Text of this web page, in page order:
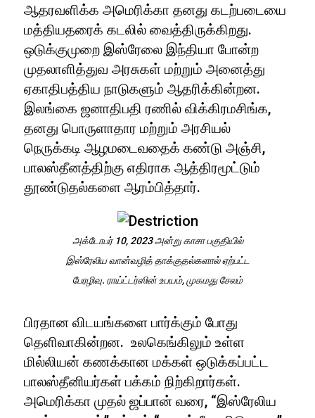
ஆதரவளிக்க அமெரிக்கா தனது கடற்படையை
மத்தியதரைக் கடலில் வைத்திருக்கிறது.
ஒடுக்குமுறை இஸ்ரேலை இந்தியா போன்ற
முதலாளித்துவ அரசுகள் மற்றும் அனைத்து
ஏகாதிபத்திய நாடுகளும் ஆதரிக்கின்றன.
இலங்கை ஜனாதிபதி ரணில் விக்கிரமசிங்க,
தனது பொருளாதார மற்றும் அரசியல்
நெருக்கடி ஆழமடைவதைக் கண்டு அஞ்சி,
பாலஸ்தீனத்திற்கு எதிராக ஆத்திரமூட்டும்
தூண்டுதல்களை ஆரம்பித்தார்.
அக்டோபர் 10, 2023 அன்று காசா பகுதியில்
இஸ்ரேலிய வான்வழித் தாக்குதல்களால் ஏற்பட்ட
பேரழிவு. ராய்ட்டர்ஸின் உபயம், முகமது சேலம்
பிரதான விடயங்களை பார்க்கும் போது
தெளிவாகின்றன. உலகெங்கிலும் உள்ள
மில்லியன் கணக்கான மக்கள் ஒடுக்கப்பட்ட
பாலஸ்தீனியர்கள் பக்கம் நிற்கிறார்கள்.
அமெரிக்கா முதல் ஜப்பான் வரை, “இஸ்ரேலிய